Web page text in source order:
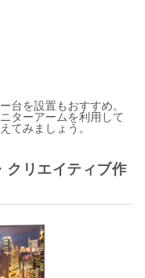
台を設置もおすすめ。
ターアームを利用して
てみましょう。
リエイティブ作